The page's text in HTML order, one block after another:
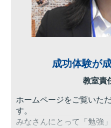
成功体験が
教室責
ホームページをご覧いた
す。
みなさんにとって「勉強